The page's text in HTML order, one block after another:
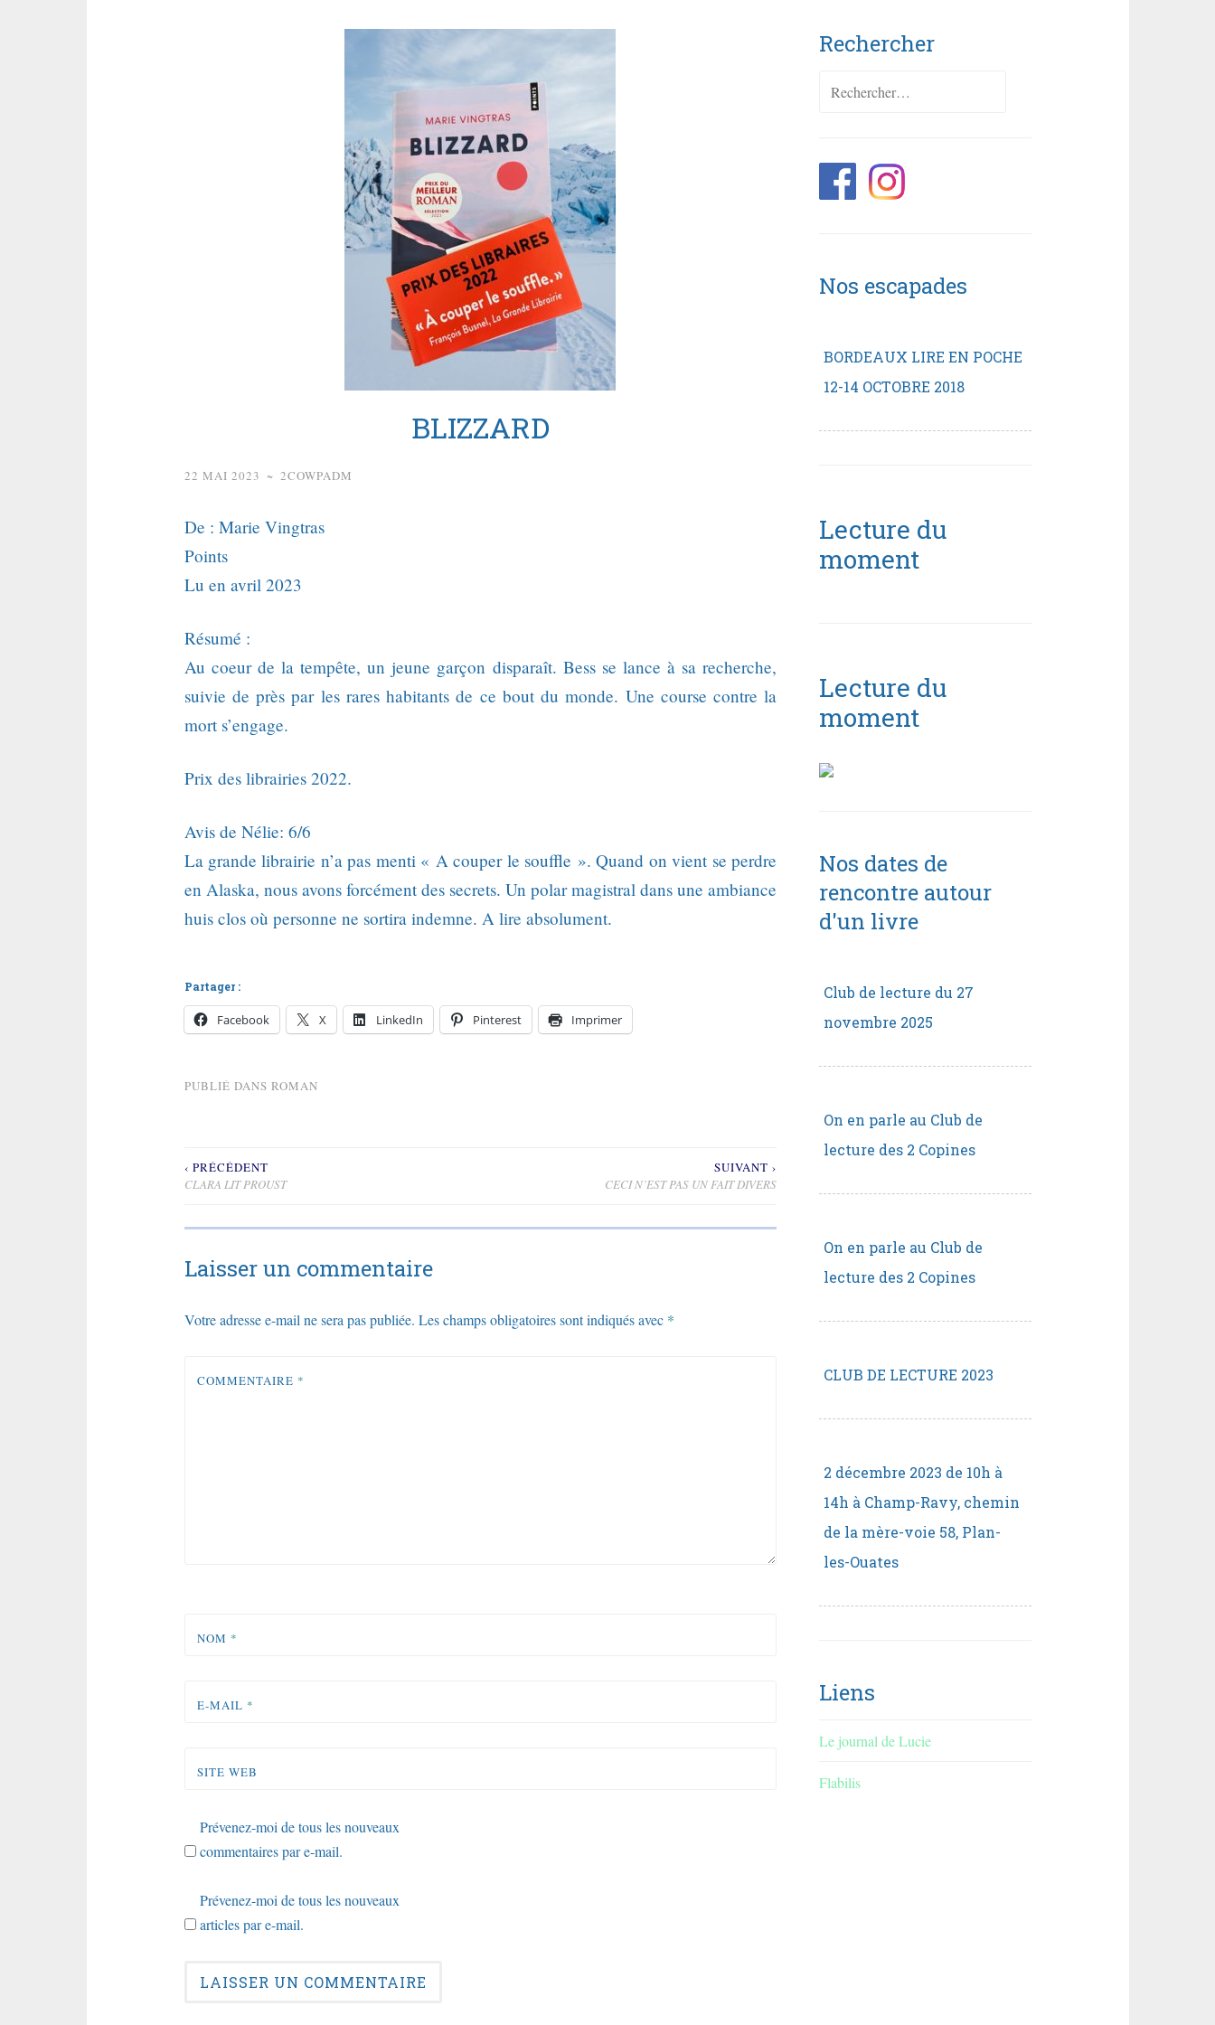
BLIZZARD
22 MAI 2023 ~ 2COWPADM
De : Marie Vingtras
Points
Lu en avril 2023
Résumé :
Au coeur de la tempête, un jeune garçon disparaît. Bess se lance à sa recherche,
suivie de près par les rares habitants de ce bout du monde. Une course contre la
mort s’engage.
Prix des librairies 2022.
Avis de Nélie: 6/6
La grande librairie n’a pas menti « A couper le souffle ». Quand on vient se perdre
en Alaska, nous avons forcément des secrets. Un polar magistral dans une ambiance
huis clos où personne ne sortira indemne. A lire absolument.
Partager :
Facebook X LinkedIn Pinterest Imprimer
PUBLIÉ DANS ROMAN
Navigation
l’article
‹ PRÉCÉDENT
CLARA LIT PROUST
SUIVANT ›
CECI N’EST PAS UN FAIT DIVERS
Laisser un commentaire
Votre adresse e-mail ne sera pas publiée. Les champs obligatoires sont indiqués avec *
COMMENTAIRE *
NOM *
E-MAIL *
SITE WEB
Prévenez-moi de tous les nouveaux
commentaires par e-mail.
Prévenez-moi de tous les nouveaux
articles par e-mail.
Rechercher
Rechercher :
Nos escapades
BORDEAUX LIRE EN POCHE
12-14 OCTOBRE 2018
Lecture du
moment
Lecture du
moment
Nos dates de
rencontre autour
d'un livre
Club de lecture du 27
novembre 2025
On en parle au Club de
lecture des 2 Copines
On en parle au Club de
lecture des 2 Copines
CLUB DE LECTURE 2023
2 décembre 2023 de 10h à
14h à Champ-Ravy, chemin
de la mère-voie 58, Plan-
les-Ouates
Liens
Le journal de Lucie
Flabilis